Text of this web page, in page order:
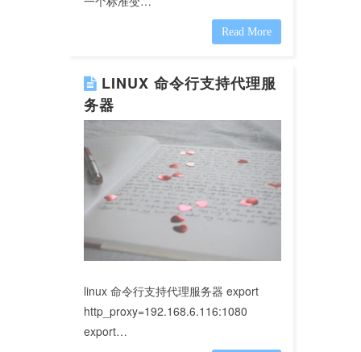
Read More
LINUX 命令行支持代理服
务器
linux 命令行支持代理服务器 export
http_proxy=192.168.6.116:1080
export…